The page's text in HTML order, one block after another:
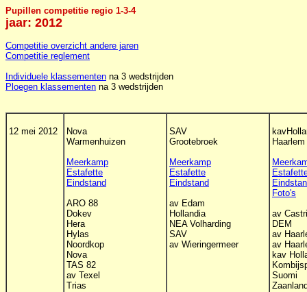
Pupillen competitie regio 1-3-4
jaar: 2012
Competitie overzicht andere jaren
Competitie reglement
Individuele klassementen na 3 wedstrijden
Ploegen klassementen na 3 wedstrijden
12 mei 2012
Nova
Warmenhuizen
Meerkamp
Estafette
Eindstand
ARO 88
Dokev
Hera
Hylas
Noordkop
Nova
TAS 82
av Texel
Trias
SAV
Grootebroek
Meerkamp
Estafette
Eindstand
av Edam
Hollandia
NEA Volharding
SAV
av Wieringermeer
Haarlem
Foto's
av
DEM
av
av
kav
Suomi